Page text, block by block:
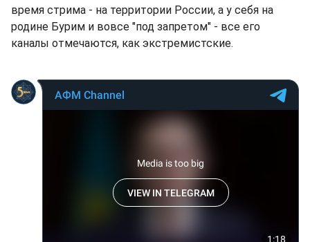
время стрима - на территории России, а у себя на
родине Бурим и вовсе "под запретом" - все его
каналы отмечаются, как экстремистские.